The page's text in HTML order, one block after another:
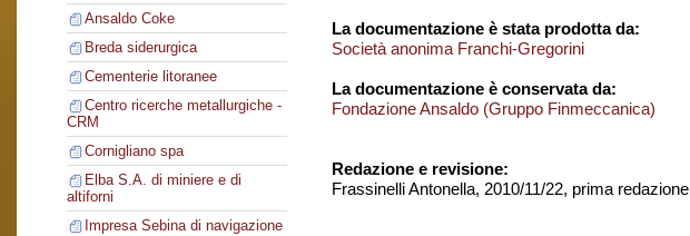
Ansaldo Coke
Breda siderurgica
Cementerie litoranee
Centro ricerche metallurgiche -
CRM
Cornigliano spa
Elba S.A. di miniere e di
altiforni
Impresa Sebina di navigazione
La documentazione è stata prodotta da:
Società anonima Franchi-Gregorini
La documentazione è conservata da:
Fondazione Ansaldo (Gruppo Finmeccanica)
Redazione e revisione:
Frassinelli Antonella, 2010/11/22, prima redazione